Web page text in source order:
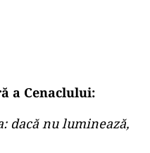
a Cenaclului:
dacă nu luminează,